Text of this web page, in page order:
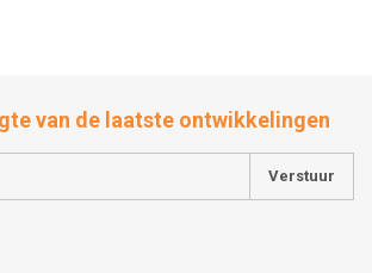
van de laatste ontwikkelingen
Verstuur